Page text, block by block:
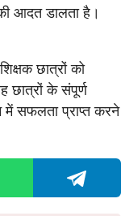
आदत डालता है।
छात्रों को
छात्रों के संपूर्ण
में सफलता प्राप्त करने